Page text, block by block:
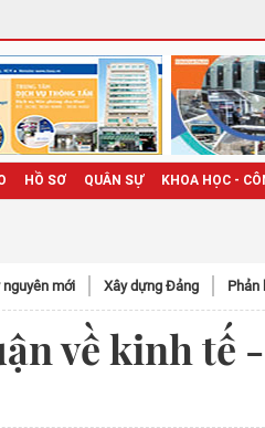
HỒ SƠ QUÂN SỰ KHOA HỌC -
nguyên mới Xây dựng Đảng Phản
về kinh tế -